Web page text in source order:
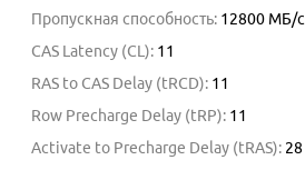
Пропускная способность: 12800 МБ/с
CAS Latency (CL): 11
RAS to CAS Delay (tRCD): 11
Row Precharge Delay (tRP): 11
Activate to Precharge Delay (tRAS): 28